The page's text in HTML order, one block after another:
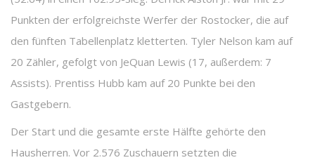
Punkten der erfolgreichste Werfer der Rostocker, die auf
den fünften Tabellenplatz kletterten. Tyler Nelson kam auf
20 Zähler, gefolgt von JeQuan Lewis (17, außerdem: 7
Assists). Prentiss Hubb kam auf 20 Punkte bei den
Gastgebern.
Der Start und die gesamte erste Hälfte gehörte den
Hausherren. Vor 2.576 Zuschauern setzten die